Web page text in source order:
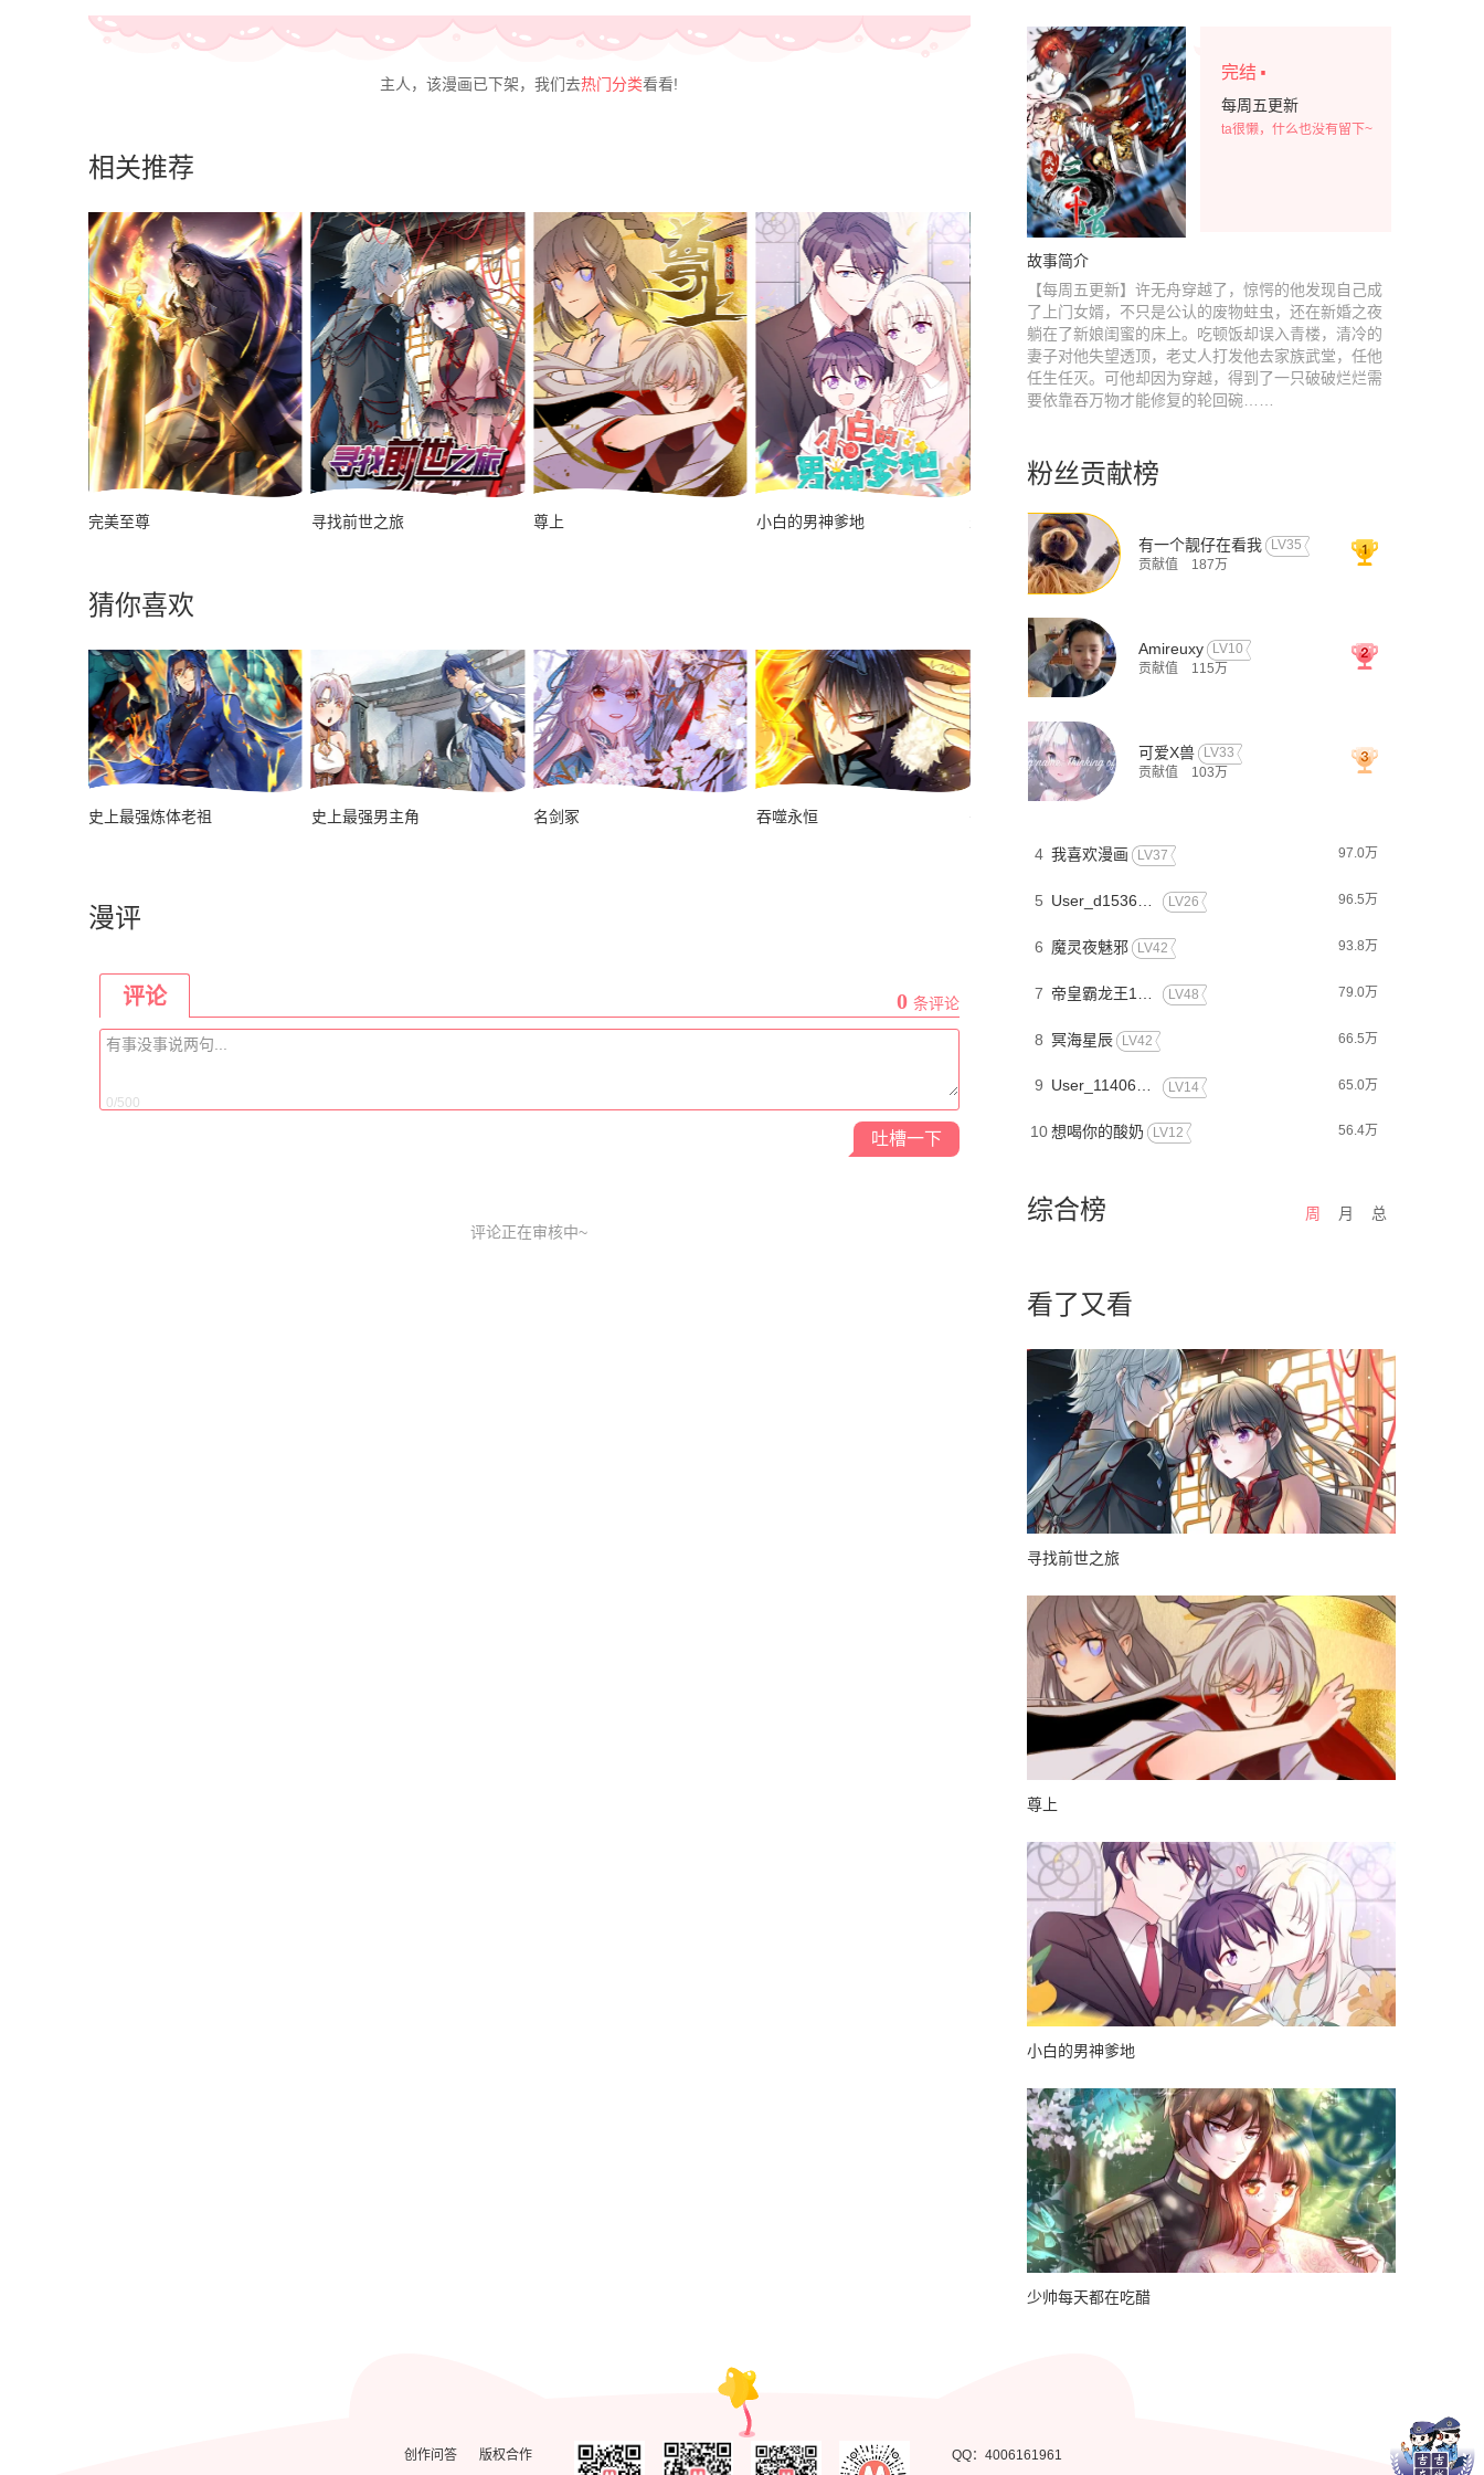
主人，该漫画已下架，我们去热门分类看看!
相关推荐
完美至尊 寻找前世之旅 尊上 小白的男神爹地 少帅每天都在吃醋
猜你喜欢
史上最强炼体老祖 史上最强男主角 名剑冢 吞噬永恒 哥才不是大反派
漫评
评论 0 条评论
0/500
吐槽一下
评论正在审核中~
完结 ·
每周五更新
ta很懒，什么也没有留下~
故事简介
【每周五更新】许无舟穿越了，惊愕的他发现自己成
了上门女婿，不只是公认的废物蛀虫，还在新婚之夜
躺在了新娘闺蜜的床上。吃顿饭却误入青楼，清冷的
妻子对他失望透顶，老丈人打发他去家族武堂，任他
任生任灭。可他却因为穿越，得到了一只破破烂烂需
要依靠吞万物才能修复的轮回碗……
粉丝贡献榜
有一个靓仔在看我
LV35
贡献值
187万
Amireuxy
LV10
贡献值
115万
可爱X兽
LV33
贡献值
103万
4 我喜欢漫画 LV37 97.0万
5 User_d15368ff_x LV26 96.5万
6 魔灵夜魅邪 LV42 93.8万
7 帝皇霸龙王12369 LV48 79.0万
8 冥海星辰 LV42 66.5万
9 User_1140631B LV14 65.0万
10想喝你的酸奶 LV12 56.4万
综合榜 周 月 总
看了又看
寻找前世之旅
尊上
小白的男神爹地
少帅每天都在吃醋
创作问答 版权合作 QQ： 4006161961